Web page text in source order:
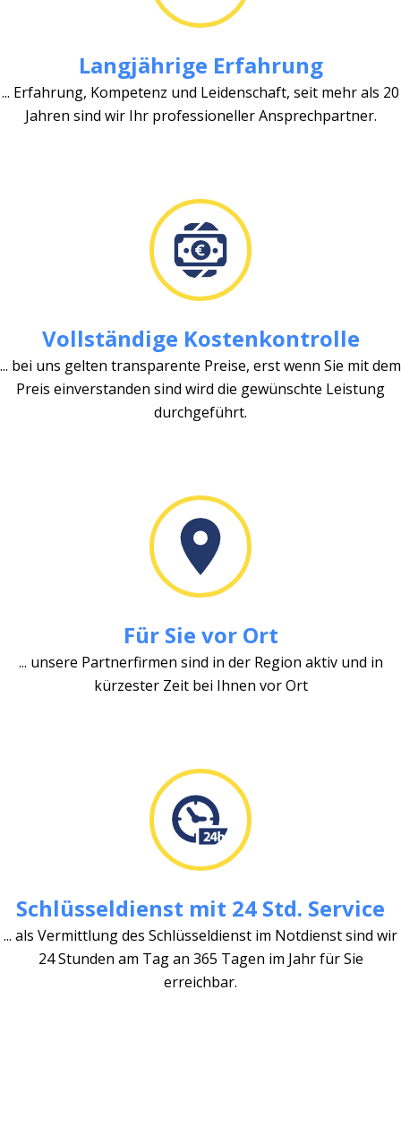
Langjährige Erfahrung
... Erfahrung, Kompetenz und Leidenschaft, seit mehr als 20
Jahren sind wir Ihr professioneller Ansprechpartner.
Vollständige Kostenkontrolle
... bei uns gelten transparente Preise, erst wenn Sie mit dem
Preis einverstanden sind wird die gewünschte Leistung
durchgeführt.
Für Sie vor Ort
... unsere Partnerfirmen sind in der Region aktiv und in
kürzester Zeit bei Ihnen vor Ort
Schlüsseldienst mit 24 Std. Service
... als Vermittlung des Schlüsseldienst im Notdienst sind wir
24 Stunden am Tag an 365 Tagen im Jahr für Sie
erreichbar.